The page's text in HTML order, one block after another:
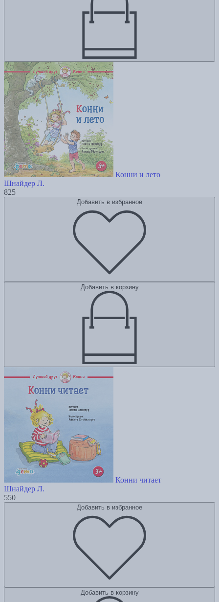
Конни и лето
Шнайдер Л.
825
Добавить в избранное
Добавить в корзину
Конни читает
Шнайдер Л.
550
Добавить в избранное
Добавить в корзину